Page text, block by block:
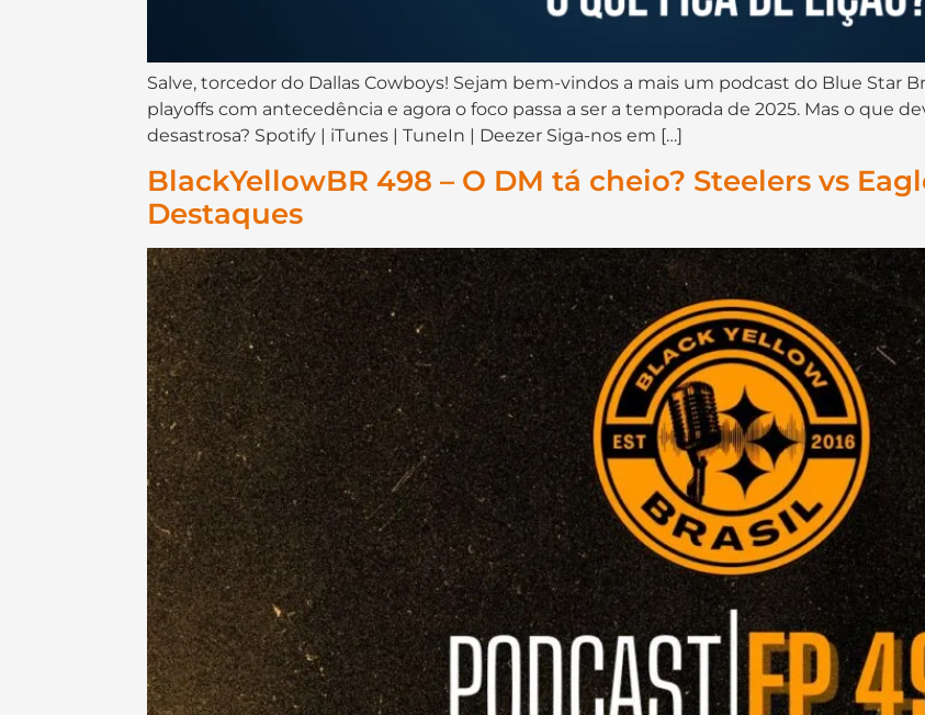
Salve, torcedor do Dallas Cowboys! Sejam bem-vindos a mais um podcast do Blue Star
playoffs com antecedência e agora o foco passa a ser a temporada de 2025. Mas o que
desastrosa? Spotify | iTunes | TuneIn | Deezer Siga-nos em […]
BlackYellowBR 498 – O DM tá cheio? Steelers vs
Destaques